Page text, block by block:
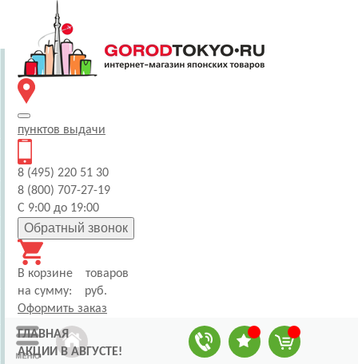
пунктов выдачи
8 (495) 220 51 30
8 (800) 707-27-19
С 9:00 до 19:00
Обратный звонок
В корзине
товаров
на сумму:
руб.
Оформить заказ
ГЛАВНАЯ
АКЦИИ В АВГУСТЕ!